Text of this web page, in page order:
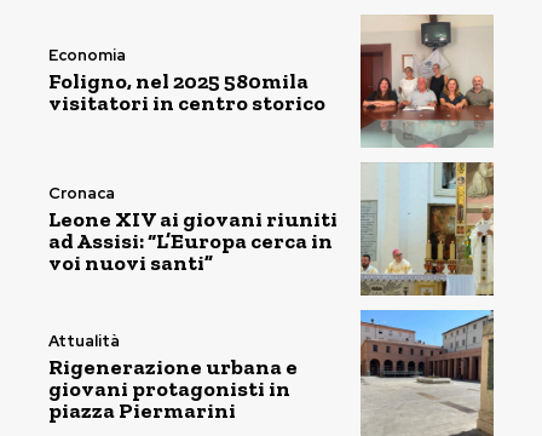
Economia
Foligno, nel 2025 580mila
visitatori in centro storico
Cronaca
Leone XIV ai giovani riuniti
ad Assisi: “L’Europa cerca in
voi nuovi santi”
Attualità
Rigenerazione urbana e
giovani protagonisti in
piazza Piermarini